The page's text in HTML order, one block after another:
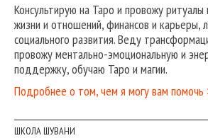
Консультирую на Таро и провожу
жизни и отношений, финансов и карьеры,
социального развития. Веду
провожу ментально-эмоциональную и
поддержку, обучаю Таро и магии.
Подробнее о том, чем я могу вам помочь
ШКОЛА ШУВАНИ